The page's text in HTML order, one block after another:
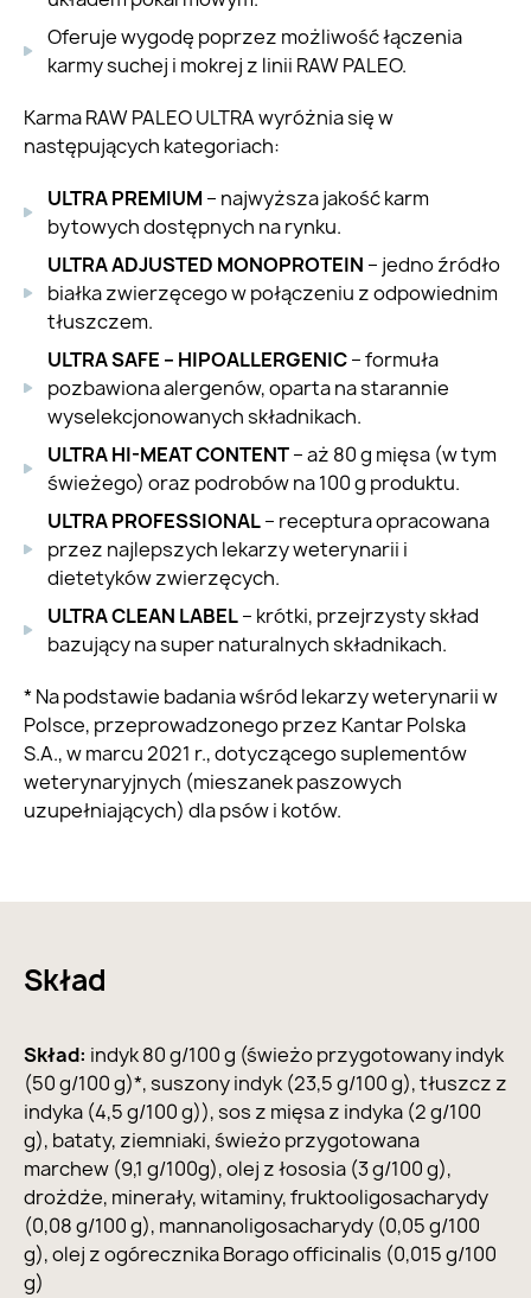
Oferuje wygodę poprzez możliwość łączenia
karmy suchej i mokrej z linii RAW PALEO.
Karma RAW PALEO ULTRA wyróżnia się w
następujących kategoriach:
ULTRA PREMIUM – najwyższa jakość karm
bytowych dostępnych na rynku.
ULTRA ADJUSTED MONOPROTEIN – jedno źródło
białka zwierzęcego w połączeniu z odpowiednim
tłuszczem.
ULTRA SAFE – HIPOALLERGENIC– formuła
pozbawiona alergenów, oparta na starannie
wyselekcjonowanych składnikach.
ULTRA HI-MEAT CONTENT– aż 80 g mięsa (w tym
świeżego) oraz podrobów na 100 g produktu.
ULTRA PROFESSIONAL– receptura opracowana
przez najlepszych lekarzy weterynarii i
dietetyków zwierzęcych.
ULTRA CLEAN LABEL– krótki, przejrzysty skład
bazujący na super naturalnych składnikach.
* Na podstawie badania wśród lekarzy weterynarii w
Polsce, przeprowadzonego przez Kantar Polska
S.A., w marcu 2021 r., dotyczącego suplementów
weterynaryjnych (mieszanek paszowych
uzupełniających) dla psów i kotów.
Skład
Skład: indyk 80 g/100 g (świeżo przygotowany indyk
(50 g/100 g)*, suszony indyk (23,5 g/100 g), tłuszcz z
indyka (4,5 g/100 g)), sos z mięsa z indyka (2 g/100
g), bataty, ziemniaki, świeżo przygotowana
marchew (9,1 g/100g), olej z łososia (3 g/100 g),
drożdże, minerały, witaminy, fruktooligosacharydy
(0,08 g/100 g), mannanoligosacharydy (0,05 g/100
g), olej z ogórecznika Borago officinalis (0,015 g/100
g)